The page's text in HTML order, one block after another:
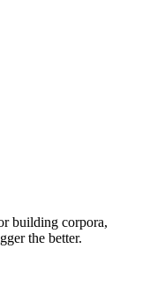
building corpora,
the better.